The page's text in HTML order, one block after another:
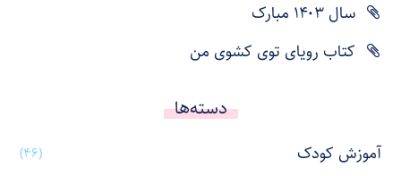
سال ۱۴۰۳ مبارک
کتاب رویای توی کشوی من
دسته‌ها
آموزش کودک (۴۶)